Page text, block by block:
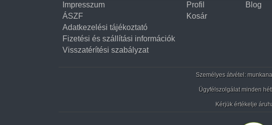
Impresszum
ÁSZF
Adatkezelési tájékoztató
Fizetési és szállítási információk
Visszatérítési szabályzat
Profil
Kosár
Blog
Személyes átvétel:
Ügyfélszolgálat minden
Kérjük értékelje